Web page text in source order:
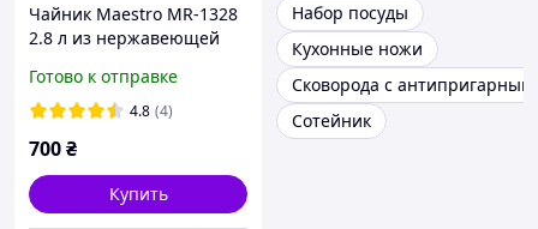
Чайник Maestro MR-1328
2.8 л из нержавеющей
Готово к отправке
4.8 (4)
700₴
Купить
Набор посуды
Кухонные ножи
Сковорода с
Сотейник